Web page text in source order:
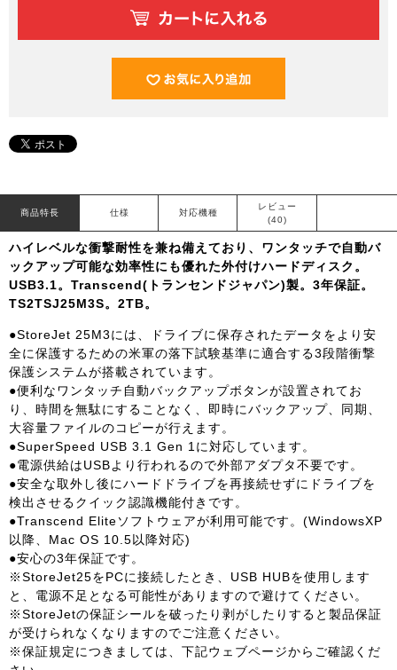
商品特長 仕様 対応機種
レビュー
(40)
ハイレベルな衝撃耐性を兼ね備えており、ワンタッチで自動バ
ックアップ可能な効率性にも優れた外付けハードディスク。
USB3.1。Transcend(トランセンドジャパン)製。3年保証。
TS2TSJ25M3S。2TB。
●StoreJet 25M3には、ドライブに保存されたデータをより安
全に保護するための米軍の落下試験基準に適合する3段階衝撃
保護システムが搭載されています。
●便利なワンタッチ自動バックアップボタンが設置されてお
り、時間を無駄にすることなく、即時にバックアップ、同期、
大容量ファイルのコピーが行えます。
●SuperSpeed USB 3.1 Gen 1に対応しています。
●電源供給はUSBより行われるので外部アダプタ不要です。
●安全な取外し後にハードドライブを再接続せずにドライブを
検出させるクイック認識機能付きです。
●Transcend Eliteソフトウェアが利用可能です。(WindowsXP
以降、Mac OS 10.5以降対応)
●安心の3年保証です。
※StoreJet25をPCに接続したとき、USB HUBを使用します
と、電源不足となる可能性がありますので避けてください。
※StoreJetの保証シールを破ったり剥がしたりすると製品保証
が受けられなくなりますのでご注意ください。
※保証規定につきましては、下記ウェブページからご確認くだ